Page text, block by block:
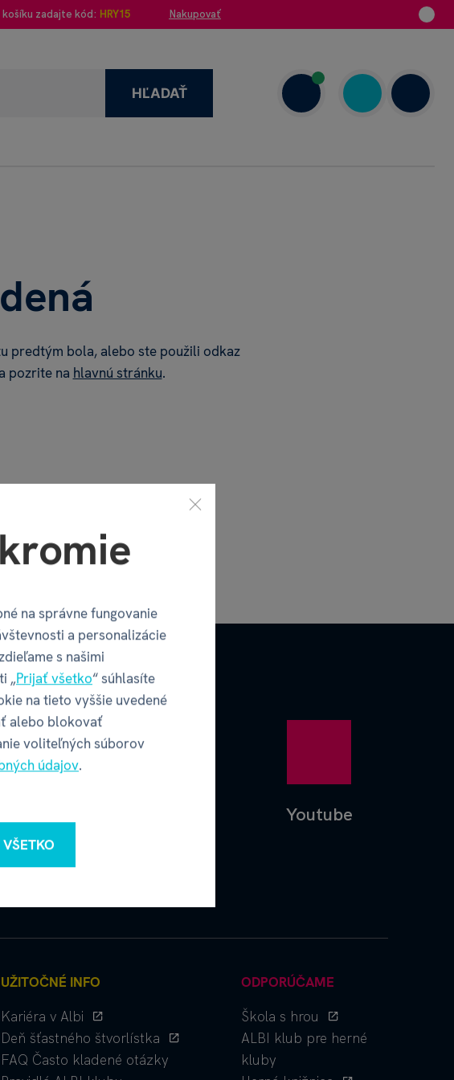
zadajte kód: HRY15 Nakupovať
HĽADAŤ
predtým bola, alebo ste použili odkaz
pozrite na hlavnú stránku.
Youtube
UŽITOČNÉ INFO
Kariéra v Albi
Deň šťastného štvorlístka
FAQ Často kladené otázky
ODPORÚČAME
Škola s hrou
ALBI klub pre herné
kluby
na správne fungovanie
a personalizácie
s našimi
„Prijať všetko“ súhlasíte
na tieto vyššie uvedené
alebo blokovať
voliteľných súborov
údajov.